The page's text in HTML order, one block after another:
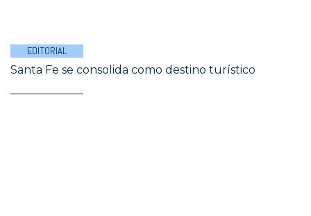
EDITORIAL
Santa Fe se consolida como destino turístico